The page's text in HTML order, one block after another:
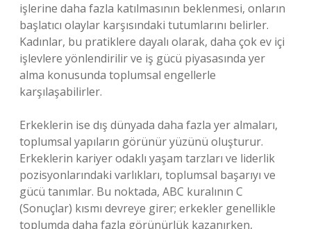
işlerine daha fazla katılmasının beklenmesi, onların
başlatıcı olaylar karşısındaki tutumlarını belirler.
Kadınlar, bu pratiklere dayalı olarak, daha çok ev içi
işlevlere yönlendirilir ve iş gücü piyasasında yer
alma konusunda toplumsal engellerle
karşılaşabilirler.
Erkeklerin ise dış dünyada daha fazla yer almaları,
toplumsal yapıların görünür yüzünü oluşturur.
Erkeklerin kariyer odaklı yaşam tarzları ve liderlik
pozisyonlarındaki varlıkları, toplumsal başarıyı ve
gücü tanımlar. Bu noktada, ABC kuralının C
(Sonuçlar) kısmı devreye girer; erkekler genellikle
toplumda daha fazla görünürlük kazanırken,